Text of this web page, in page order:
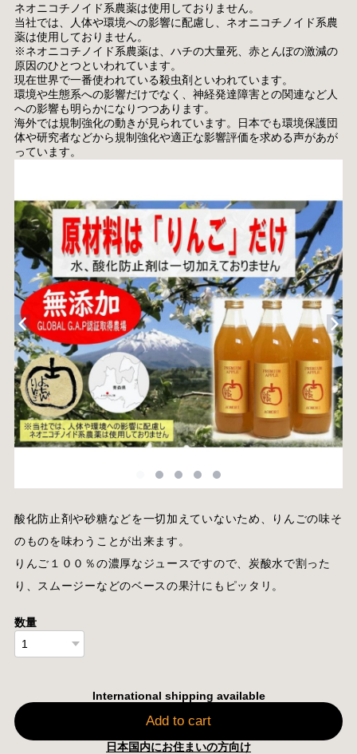
ネオニコチノイド系農薬は使用しておりません。
当社では、人体や環境への影響に配慮し、ネオニコチノイド系農
薬は使用しておりません。
※ネオニコチノイド系農薬は、ハチの大量死、赤とんぼの激減の
原因のひとつといわれています。
現在世界で一番使われている殺虫剤といわれています。
環境や生態系への影響だけでなく、神経発達障害との関連など人
への影響も明らかになりつつあります。
海外では規制強化の動きが見られています。日本でも環境保護団
体や研究者などから規制強化や適正な影響評価を求める声があが
っています。
酸化防止剤や砂糖などを一切加えていないため、りんごの味そ
のものを味わうことが出来ます。
りんご１００％の濃厚なジュースですので、炭酸水で割った
り、スムージーなどのベースの果汁にもピッタリ。
数量
International shipping available
Add to cart
日本国内にお住まいの方向け